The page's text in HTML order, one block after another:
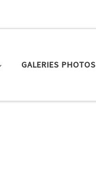
GALERIES PHOTOS